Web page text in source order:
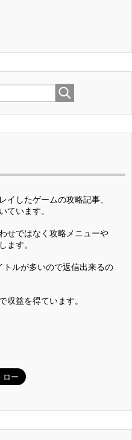
イしたゲームの攻略記事、
ています。
せではなく攻略メニューや
ます。
ルが多いので返信出来るの
収益を得ています。